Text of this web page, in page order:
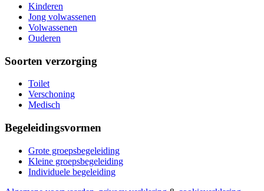
Kinderen
Jong volwassenen
Volwassenen
Ouderen
Soorten verzorging
Toilet
Verschoning
Medisch
Begeleidingsvormen
Grote groepsbegeleiding
Kleine groepsbegeleiding
Individuele begeleiding